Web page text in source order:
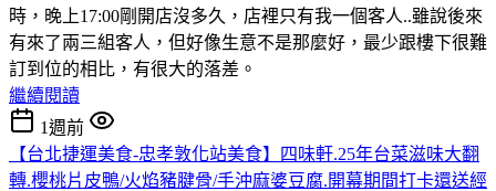
時，晚上17:00剛開店沒多久，店裡只有我一個客人..雖說後來
有來了兩三組客人，但好像生意不是那麼好，最少跟樓下很難
訂到位的相比，有很大的落差。
繼續閱讀
1週前
【台北捷運美食-忠孝敦化站美食】四味軒.25年台菜滋味大翻
轉.櫻桃片皮鴨/火焰豬腱骨/手沖麻婆豆腐.開幕期間打卡還送經